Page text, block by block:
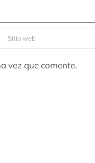
vez que comente.